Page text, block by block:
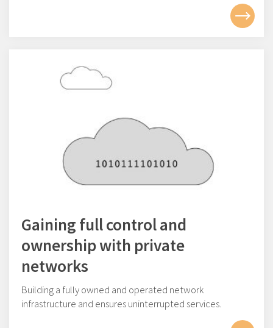
Gaining full control and
ownership with private
networks
Building a fully owned and operated network
infrastructure and ensures uninterrupted services.